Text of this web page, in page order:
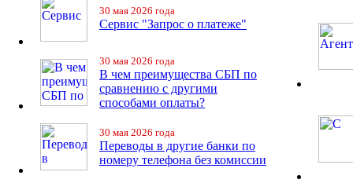
30 мая 2026 года
Сервис "Запрос о платеже"
30 мая 2026 года
В чем преимущества СБП по
сравнению с другими
способами оплаты?
30 мая 2026 года
Переводы в другие банки по
номеру телефона без комиссии